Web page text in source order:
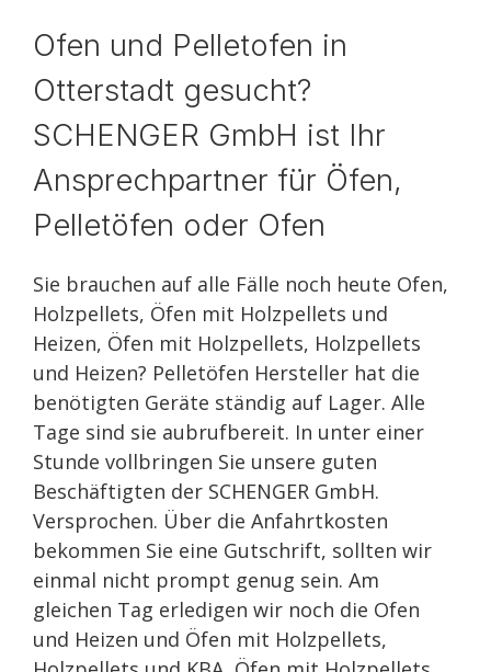
Ofen und Pelletofen in
Otterstadt gesucht?
SCHENGER GmbH ist Ihr
Ansprechpartner für Öfen,
Pelletöfen oder Ofen
Sie brauchen auf alle Fälle noch heute Ofen,
Holzpellets, Öfen mit Holzpellets und
Heizen, Öfen mit Holzpellets, Holzpellets
und Heizen? Pelletöfen Hersteller hat die
benötigten Geräte ständig auf Lager. Alle
Tage sind sie aubrufbereit. In unter einer
Stunde vollbringen Sie unsere guten
Beschäftigten der SCHENGER GmbH.
Versprochen. Über die Anfahrtkosten
bekommen Sie eine Gutschrift, sollten wir
einmal nicht prompt genug sein. Am
gleichen Tag erledigen wir noch die Ofen
und Heizen und Öfen mit Holzpellets,